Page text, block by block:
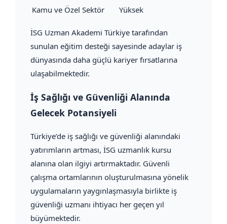
Kamu ve Özel Sektör Yüksek
İSG Uzman Akademi Türkiye tarafından
sunulan eğitim desteği sayesinde adaylar iş
dünyasında daha güçlü kariyer fırsatlarına
ulaşabilmektedir.
İş Sağlığı ve Güvenliği Alanında
Gelecek Potansiyeli
Türkiye’de iş sağlığı ve güvenliği alanındaki
yatırımların artması, İSG uzmanlık kursu
alanına olan ilgiyi artırmaktadır. Güvenli
çalışma ortamlarının oluşturulmasına yönelik
uygulamaların yaygınlaşmasıyla birlikte iş
güvenliği uzmanı ihtiyacı her geçen yıl
büyümektedir.